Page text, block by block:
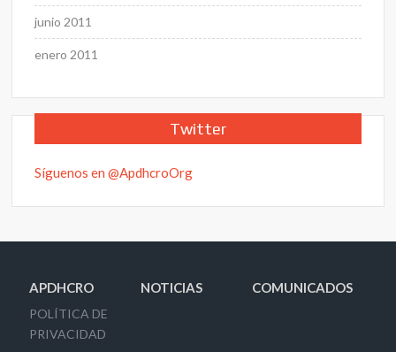
junio 2011
enero 2011
Twitter
Síguenos en @ApdhcroOrg
APDHCRO
POLÍTICA DE
PRIVACIDAD
NOTICIAS COMUNICADOS